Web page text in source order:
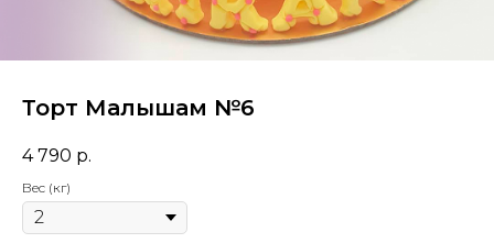
Торт Малышам №6
4 790 р.
Вес (кг)